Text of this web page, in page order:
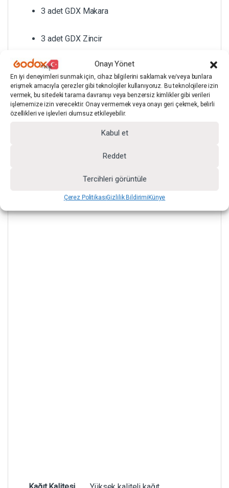
Onayı Yönet
En iyi deneyimleri sunmak için, cihaz bilgilerini saklamak ve/veya bunlara
erişmek amacıyla çerezler gibi teknolojiler kullanıyoruz. Bu teknolojilere izin
vermek, bu sitedeki tarama davranışı veya benzersiz kimlikler gibi verileri
işlememize izin verecektir. Onay vermemek veya onayı geri çekmek, belirli
özellikleri ve işlevleri olumsuz etkileyebilir.
Kabul et
Reddet
Tercihleri görüntüle
Çerez PolitikasıGizlilik BildirimiKünye
3 adet GDX Makara
3 adet GDX Zincir
3 adet GDX Ağırlık
2 adet GDX Tavan & Duvar 3’lü Askı Aparatı
Kağıt Fon Perde Özellikleri